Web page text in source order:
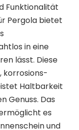
Funktionalität
Pergola bietet
in eine
lässt. Diese
korrosions-
Haltbarkeit
Genuss. Das
es
und